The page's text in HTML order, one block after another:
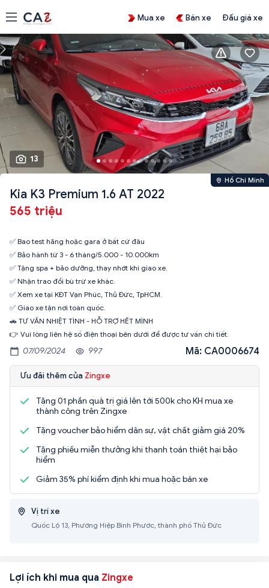
Mua xe Bán xe Đấu giá xe
13
Hồ Chí Minh
Kia K3 Premium 1.6 AT 2022
565 triệu
✅ Bao test hãng hoặc gara ở bất cứ đâu
✅ Bảo hành từ 3 - 6 tháng/5.000 - 10.000km
✅ Tặng spa + bảo dưỡng, thay nhớt khi giao xe.
✅ Nhận trao đổi bù trừ xe khác.
✅ Xem xe tại KĐT Vạn Phúc, Thủ Đức, TpHCM.
✅ Giao xe tận nơi toàn quốc.
🚗 TƯ VẤN NHIỆT TÌNH - HỖ TRỢ HẾT MÌNH
👉 Vui lòng liên hệ số điện thoại bên dưới để được tư vấn chi tiết.
07/09/2024 997 Mã: CA0006674
Ưu đãi thêm của Zingxe
Tặng 01 phần quà trị giá lên tới 500k cho KH mua xe
thành công trên Zingxe
Tặng voucher bảo hiểm dân sự, vật chất giảm giá 20%
Tặng phiếu miễn thưởng khi thanh toán thiệt hại bảo
hiểm
Giảm 35% phí kiểm định khi mua hoặc bán xe
Vị trí xe
Quốc Lộ 13, Phường Hiệp Bình Phước, thành phố Thủ Đức
Lợi ích khi mua qua Zingxe